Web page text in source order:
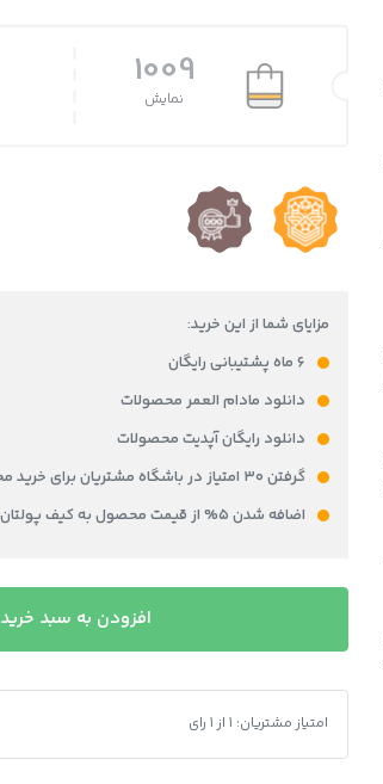
1009
نمایش
مزایای شما از این خرید:
۶ ماه پشتیبانی رایگان
دانلود مادام العمر محصولات
دانلود رایگان آپدیت محصولات
گرفتن ۳۰ امتیاز در باشگاه مشتریان برای خرید محصول
اضافه شدن ۵% از قیمت محصول به کیف پولتان به عنوان هدیه
لایه
باز
آیدی
افزودن به سبد خرید
دانلود فایل لایه باز آیدی کارت بحرین
امتیاز مشتریان: 1 از1 رای